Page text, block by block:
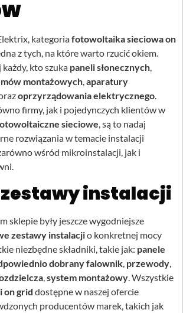
kategoriafotowoltaika sieciowa on
z tych, na które warto rzucić okiem.
kto szuka paneli słonecznych
montażowych aparatury
oprzyrządowania elektrycznego
firmy, jak i pojedynczych klientów w
sieciowe , są to nadaj
rozwiązania w temacie instalacji
wśród mikroinstalacji, jak i
instalacji
sklepie były jeszcze wygodniejsze
zestawy instalacjio konkretnej mocy
niezbędne składniki, takie jak: panele
dobrany falownik przewody
system montażowy . Wszystkie
on grid dostępne w naszej ofercie
producentów marek, takich jak